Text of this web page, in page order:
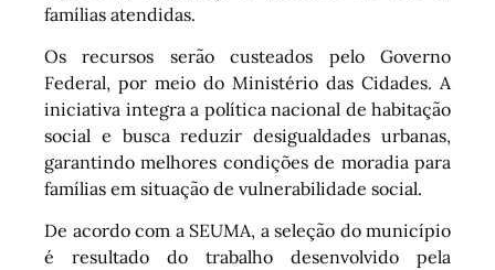
famílias atendidas.
Os recursos serão custeados pelo Governo
Federal, por meio do Ministério das Cidades. A
iniciativa integra a política nacional de habitação
social e busca reduzir desigualdades urbanas,
garantindo melhores condições de moradia para
famílias em situação de vulnerabilidade social.
De acordo com a SEUMA, a seleção do município
é resultado do trabalho desenvolvido pela